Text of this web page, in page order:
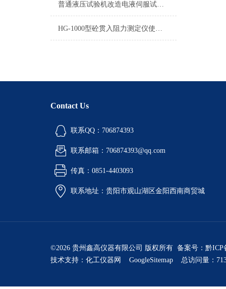
普通液压试验机改造电液伺服试验机方案
HG-1000型砼贯入阻力测定仪使用介绍
Contact Us
联系QQ：706874393
联系邮箱：706874393@qq.com
传真：0851-4403093
联系地址：贵阳市观山湖区金阳西南商贸城
©2026 贵州鑫高仪器有限公司 版权所有 备案号： 黔ICP
技术支持： 化工仪器网 GoogleSitemap 总访问量：